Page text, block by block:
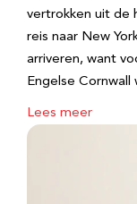
vertrokken uit de
reis naar New
arriveren, want
Engelse
Lees meer